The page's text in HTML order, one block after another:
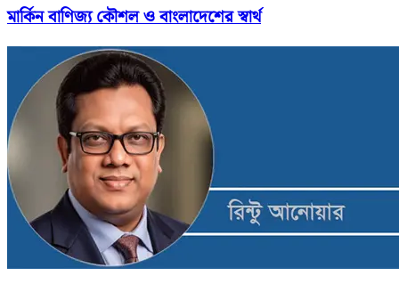
মার্কিন বাণিজ্য কৌশল ও বাংলাদেশের স্বার্থ